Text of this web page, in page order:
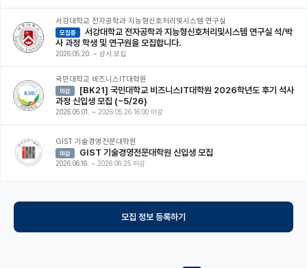
서강대학교 전자공학과 지능형신호처리및시스템 연구실
모집중
사 과정 학생 및 연구원을 모집합니다.
2026.05.20. ~ 상시 모집
국민대학교 비즈니스IT대학원
마감
과정 신입생 모집 (~5/26)
2026.05.01. ~ 2026.05.26 16:00 마감
GIST 기술경영전문대학원
마감 GIST 기술경영전문대학원 신입생 모집
2026.06.16. ~ 2026.06.25 마감
모집 정보 등록하기